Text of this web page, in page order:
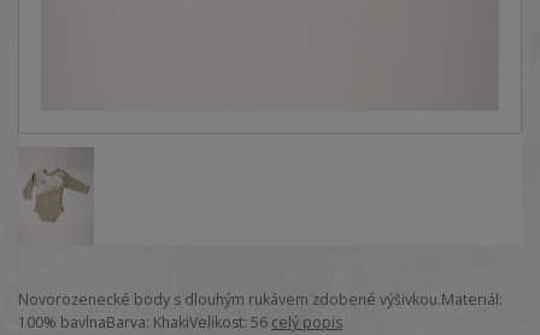
Novorozenecké body s dlouhým rukávem zdobené výšivkou.Materiál:
100% bavlnaBarva: KhakiVelikost: 56 celý popis